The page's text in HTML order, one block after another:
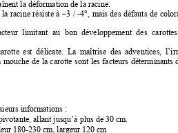
la déformation de la racine.
la racine résiste à –3 / -4°, mais des défauts de
limitant au bon développement des
est délicate. La maîtrise des adventices,
mouche de la carotte sont les facteurs déterminants
informations :
allant jusqu’à plus de 30 cm.
180-230 cm, largeur 120 cm